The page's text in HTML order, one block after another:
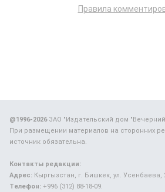
Правила
@1996-2026ЗАО "Издательский дом
При размещении материалов на сторонних
источник обязательна.
Контакты редакции:
Адрес: Кыргызстан, г. Бишкек, ул. Усенбаева,
Телефон: +996 (312) 88-18-09.